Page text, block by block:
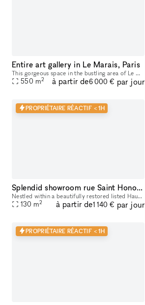
Entire art gallery in Le Marais, Paris
This gorgeous space in the bustling area of Le Marais, is perfect for brands looking to host a Showroom or Private Sale. Boasting a private entrance that creates a well-lit ambiance. With a trendy m
550 m2 à partir de6 000 € par jour
PROPRIÉTAIRE RÉACTIF < 1H
Splendid showroom rue Saint Honoré - Place Vendôme, in the heart of Paris fashion & culture district.
Nestled within a beautifully restored listed Haussmann building at 229 Rue Saint-Honoré, between Place Vendôme, the Tuileries Gardens and the Louvre, 229LAB offers one of Paris' most prestigious addr
130 m2 à partir de1 140 € par jour
PROPRIÉTAIRE RÉACTIF < 1H